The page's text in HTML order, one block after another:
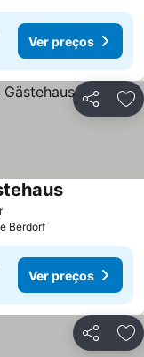
Ver preços
Partilhar
Ver preços
Ver preços
Berdorf
Ver preços
Partilhar